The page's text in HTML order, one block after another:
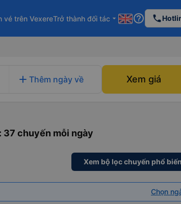
vé trên VexereTrở thành đối tác arrow_drop_down help_outline phone
add Thêm ngày về Xem giá
: 37 chuyến mỗi ngày
Xem bộ lọc chuyến phổ biến
Chọn